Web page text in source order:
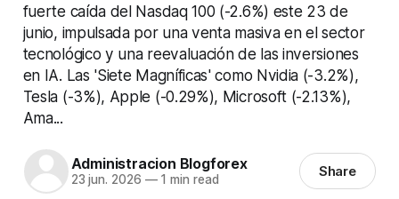
fuerte caída del Nasdaq 100 (-2.6%) este 23 de
junio, impulsada por una venta masiva en el sector
tecnológico y una reevaluación de las inversiones
en IA. Las 'Siete Magníficas' como Nvidia (-3.2%),
Tesla (-3%), Apple (-0.29%), Microsoft (-2.13%),
Ama...
Administracion Blogforex
23 jun. 2026 —1 min read Share